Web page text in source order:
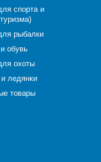
спорта и
рыбалки
обувь
охоты
ледянки
товары